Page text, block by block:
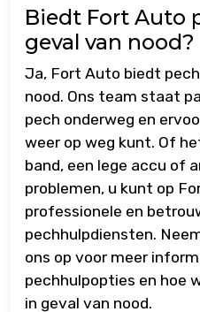
Biedt Fort Auto
geval van nood?
Ja, Fort Auto biedt
nood. Ons team staat
pech onderweg en
weer op weg kunt. Of
band, een lege accu of
problemen, u kunt op
professionele en
pechhulpdiensten.
ons op voor meer
pechhulpopties en hoe
in geval van nood.